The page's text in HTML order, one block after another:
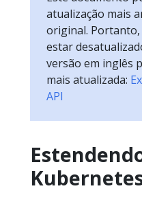
atualização mais
original.
estar
versão em inglês
mais atualizada:
API